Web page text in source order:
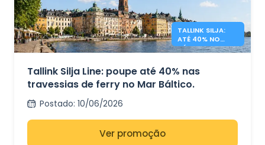
TALLINK SILJA:
ATÉ 40% NO
BÁLTICO
Tallink Silja Line: poupe até 40% nas
travessias de ferry no Mar Báltico.
Postado: 10/06/2026
Ver promoção